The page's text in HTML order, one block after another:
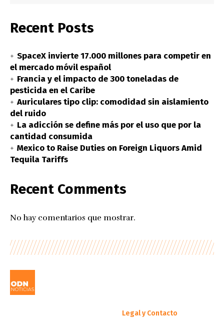
Recent Posts
SpaceX invierte 17.000 millones para competir en
el mercado móvil español
Francia y el impacto de 300 toneladas de
pesticida en el Caribe
Auriculares tipo clip: comodidad sin aislamiento
del ruido
La adicción se define más por el uso que por la
cantidad consumida
Mexico to Raise Duties on Foreign Liquors Amid
Tequila Tariffs
Recent Comments
No hay comentarios que mostrar.
Legal y Contacto